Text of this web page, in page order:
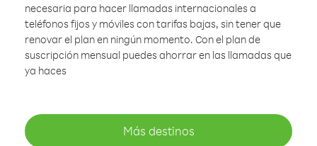
necesaria para hacer llamadas internacionales a
teléfonos fijos y móviles con tarifas bajas, sin tener que
renovar el plan en ningún momento. Con el plan de
suscripción mensual puedes ahorrar en las llamadas que
ya haces
Más destinos